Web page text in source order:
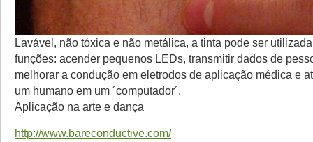
Lavável, não tóxica e não metálica, a tinta pode ser
funções: acender pequenos LEDs, transmitir dados de
melhorar a condução em eletrodos de aplicação médica e
um humano em um ´computador´.
Aplicação na arte e dança
http://www.bareconductive.com/